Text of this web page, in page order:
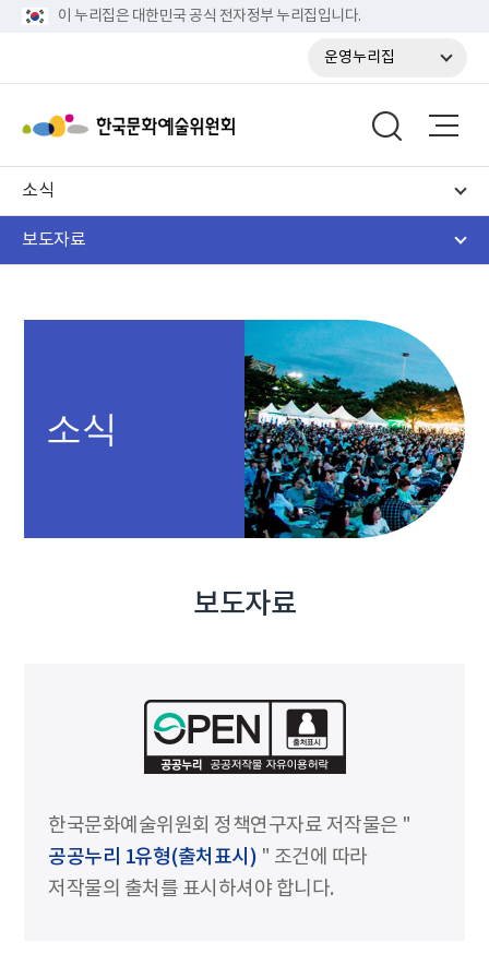
이 누리집은 대한민국 공식 전자정부 누리집입니다.
운영누리집
소식
보도자료
소식
보도자료
한국문화예술위원회 정책연구자료 저작물은 "
공공누리 1유형(출처표시) " 조건에 따라
저작물의 출처를 표시하셔야 합니다.